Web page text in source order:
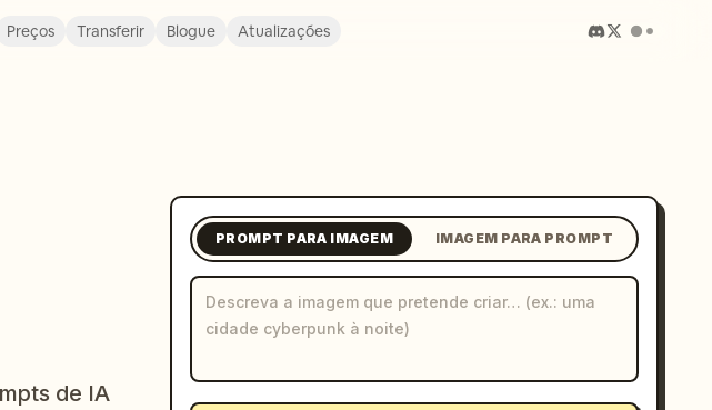
Preços Transferir Blogue Atualizações
de IA
PROMPT PARA IMAGEM IMAGEM PARA PROMPT